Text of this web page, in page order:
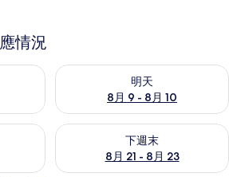
情況
供應情況
明天
8月 9 - 8月 10
查看明天 (8月 9 - 8月 10) 的供
的供應情況
下週末
8月 21 - 8月 23
查看下週末 (8月 21 - 8月 23)